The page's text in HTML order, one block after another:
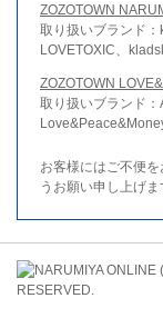
ZOZOTOWN
取り扱いブランド
LOVETOXIC、
ZOZOTOWN
取り扱いブランド：
お客様にはご不便
うお願い申し上げま